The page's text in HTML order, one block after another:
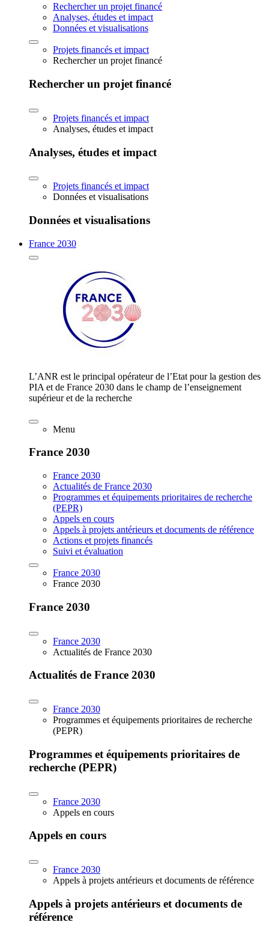
Rechercher un projet financé
Analyses, études et impact
Données et visualisations
Projets financés et impact
Rechercher un projet financé
Rechercher un projet financé
Projets financés et impact
Analyses, études et impact
Analyses, études et impact
Projets financés et impact
Données et visualisations
Données et visualisations
France 2030
L’ANR est le principal opérateur de l’Etat pour la gestion des
PIA et de France 2030 dans le champ de l’enseignement
supérieur et de la recherche
Menu
France 2030
France 2030
Actualités de France 2030
Programmes et équipements prioritaires de recherche
(PEPR)
Appels en cours
Appels à projets antérieurs et documents de référence
Actions et projets financés
Suivi et évaluation
France 2030
France 2030
France 2030
France 2030
Actualités de France 2030
Actualités de France 2030
France 2030
Programmes et équipements prioritaires de recherche
(PEPR)
Programmes et équipements prioritaires de
recherche (PEPR)
France 2030
Appels en cours
Appels en cours
France 2030
Appels à projets antérieurs et documents de référence
Appels à projets antérieurs et documents de
référence